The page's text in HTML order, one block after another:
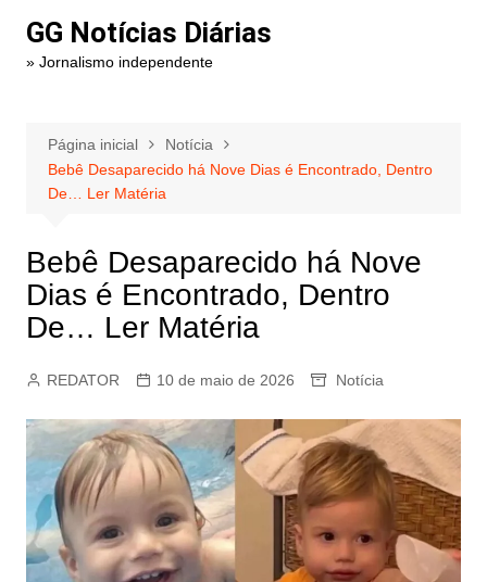
paraGG Notícias Diárias
» Jornalismo independente
Página inicial
Notícia
Bebê Desaparecido há Nove Dias é Encontrado, Dentro
De… Ler Matéria
Bebê Desaparecido há Nove
Dias é Encontrado, Dentro
De… Ler Matéria
REDATOR 10 de maio de 2026 Notícia